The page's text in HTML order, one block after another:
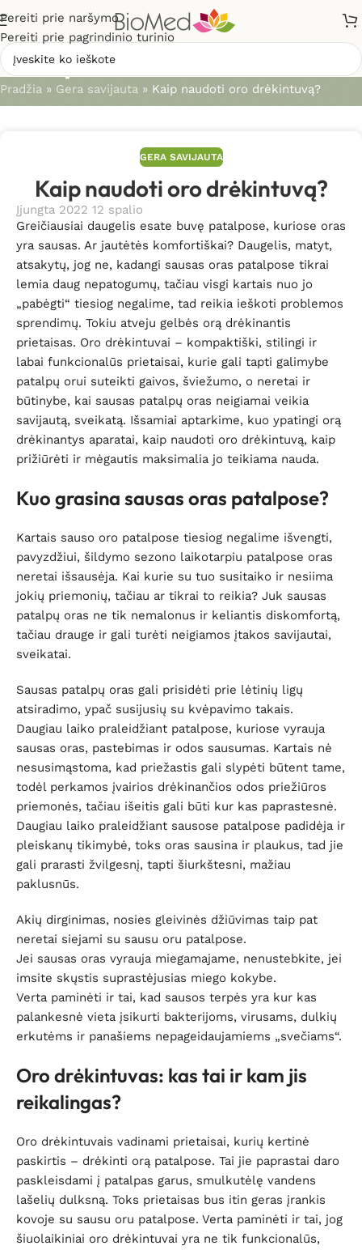
Pereiti prie naršymo
Pereiti prie pagrindinio turinio
Straipsniai
Pradžia » Gera savijauta » Kaip naudoti oro drėkintuvą?
GERA SAVIJAUTA
Kaip naudoti oro drėkintuvą?
Įjungta 2022 12 spalio
Greičiausiai daugelis esate buvę patalpose, kuriose oras
yra sausas. Ar jautėtės komfortiškai? Daugelis, matyt,
atsakytų, jog ne, kadangi sausas oras patalpose tikrai
lemia daug nepatogumų, tačiau visgi kartais nuo jo
„pabėgti“ tiesiog negalime, tad reikia ieškoti problemos
sprendimų. Tokiu atveju gelbės orą drėkinantis
prietaisas. Oro drėkintuvai – kompaktiški, stilingi ir
labai funkcionalūs prietaisai, kurie gali tapti galimybe
patalpų orui suteikti gaivos, šviežumo, o neretai ir
būtinybe, kai sausas patalpų oras neigiamai veikia
savijautą, sveikatą. Išsamiai aptarkime, kuo ypatingi orą
drėkinantys aparatai, kaip naudoti oro drėkintuvą, kaip
prižiūrėti ir mėgautis maksimalia jo teikiama nauda.
Kuo grasina sausas oras patalpose?
Kartais sauso oro patalpose tiesiog negalime išvengti,
pavyzdžiui, šildymo sezono laikotarpiu patalpose oras
neretai išsausėja. Kai kurie su tuo susitaiko ir nesiima
jokių priemonių, tačiau ar tikrai to reikia? Juk sausas
patalpų oras ne tik nemalonus ir keliantis diskomfortą,
tačiau drauge ir gali turėti neigiamos įtakos savijautai,
sveikatai.
Sausas patalpų oras gali prisidėti prie lėtinių ligų
atsiradimo, ypač susijusių su kvėpavimo takais.
Daugiau laiko praleidžiant patalpose, kuriose vyrauja
sausas oras, pastebimas ir odos sausumas. Kartais nė
nesusimąstoma, kad priežastis gali slypėti būtent tame,
todėl perkamos įvairios drėkinančios odos priežiūros
priemonės, tačiau išeitis gali būti kur kas paprastesnė.
Daugiau laiko praleidžiant sausose patalpose padidėja ir
pleiskanų tikimybė, toks oras sausina ir plaukus, tad jie
gali prarasti žvilgesnį, tapti šiurkštesni, mažiau
paklusnūs.
Akių dirginimas, nosies gleivinės džiūvimas taip pat
neretai siejami su sausu oru patalpose.
Jei sausas oras vyrauja miegamajame, nenustebkite, jei
imsite skųstis suprastėjusias miego kokybe.
Verta paminėti ir tai, kad sausos terpės yra kur kas
palankesnė vieta įsikurti bakterijoms, virusams, dulkių
erkutėms ir panašiems nepageidaujamiems „svečiams“.
Oro drėkintuvas: kas tai ir kam jis
reikalingas?
Oro drėkintuvais vadinami prietaisai, kurių kertinė
paskirtis – drėkinti orą patalpose. Tai jie paprastai daro
paskleisdami į patalpas garus, smulkutėlę vandens
lašelių dulksną. Toks prietaisas bus itin geras įrankis
kovoje su sausu oru patalpose. Verta paminėti ir tai, jog
šiuolaikiniai oro drėkintuvai yra ne tik funkcionalūs,